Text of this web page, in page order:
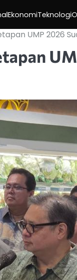
EkonomiTeknologi
UMP 2026